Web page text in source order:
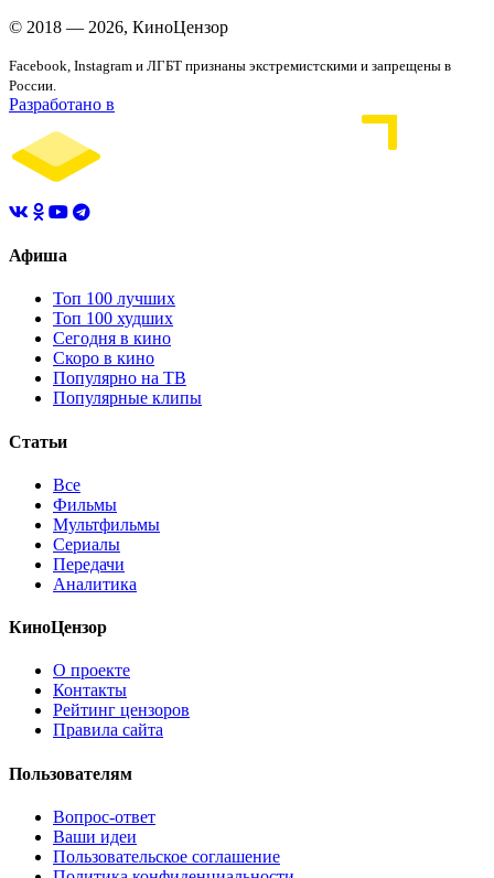
© 2018 — 2026, КиноЦензор
Facebook, Instagram и ЛГБТ признаны экстремистскими и запрещены в
России.
Разработано в
Афиша
Топ 100 лучших
Топ 100 худших
Сегодня в кино
Скоро в кино
Популярно на ТВ
Популярные клипы
Статьи
Все
Фильмы
Мультфильмы
Сериалы
Передачи
Аналитика
КиноЦензор
О проекте
Контакты
Рейтинг цензоров
Правила сайта
Пользователям
Вопрос-ответ
Ваши идеи
Пользовательское соглашение